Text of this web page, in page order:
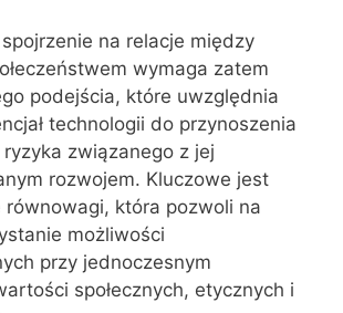
spojrzenie na relacje między
wymaga zatem
podejścia, które uwzględnia
technologii do przynoszenia
związanego z jej
rozwojem. Kluczowe jest
równowagi, która pozwoli na
możliwości
przy jednoczesnym
społecznych, etycznych i